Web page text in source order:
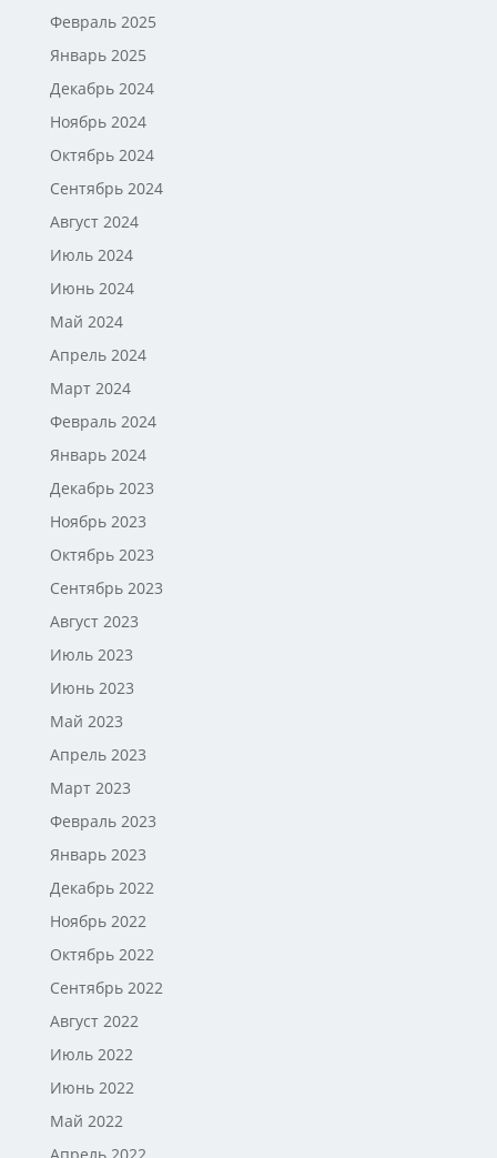
Февраль 2025
Январь 2025
Декабрь 2024
Ноябрь 2024
Октябрь 2024
Сентябрь 2024
Август 2024
Июль 2024
Июнь 2024
Май 2024
Апрель 2024
Март 2024
Февраль 2024
Январь 2024
Декабрь 2023
Ноябрь 2023
Октябрь 2023
Сентябрь 2023
Август 2023
Июль 2023
Июнь 2023
Май 2023
Апрель 2023
Март 2023
Февраль 2023
Январь 2023
Декабрь 2022
Ноябрь 2022
Октябрь 2022
Сентябрь 2022
Август 2022
Июль 2022
Июнь 2022
Май 2022